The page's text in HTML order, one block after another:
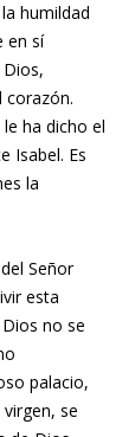
humildad
en sí
corazón.
ha dicho el
Isabel. Es
la
Señor
esta
no se
palacio,
se